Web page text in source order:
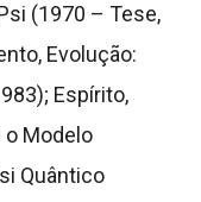
(1970 – Tese,
Evolução:
Espírito,
o Modelo
Quântico